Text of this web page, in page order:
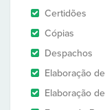
Certidões
Cópias
Despachos
Elaboração
Elaboração